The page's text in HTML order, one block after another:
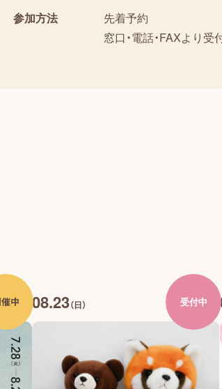
参加方法
先着予約
窓口・電話・FAXより受
中 08.23（日） 受付中